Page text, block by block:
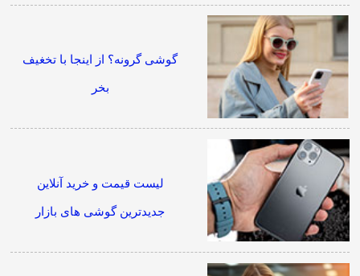
گوشی گرونه؟ از اینجا با تخغیف
بخر
لیست قیمت و خرید آنلاین
جدیدترین گوشی های بازار